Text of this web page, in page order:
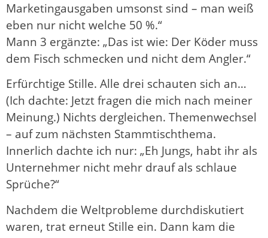
Marketingausgaben umsonst sind – man weiß
eben nur nicht welche 50 %.“
Mann 3 ergänzte: „Das ist wie: Der Köder muss
dem Fisch schmecken und nicht dem Angler.“
Erfürchtige Stille. Alle drei schauten sich an…
(Ich dachte: Jetzt fragen die mich nach meiner
Meinung.) Nichts dergleichen. Themenwechsel
– auf zum nächsten Stammtischthema.
Innerlich dachte ich nur: „Eh Jungs, habt ihr als
Unternehmer nicht mehr drauf als schlaue
Sprüche?“
Nachdem die Weltprobleme durchdiskutiert
waren, trat erneut Stille ein. Dann kam die